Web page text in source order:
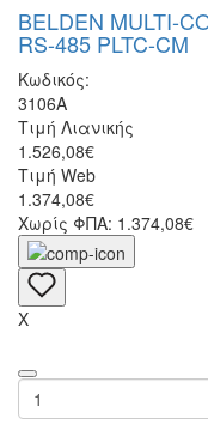
BELDEN MULTI-
RS-485 PLTC-CM
Κωδικός:
3106A
Τιμή Λιανικής
1.526,08€
Τιμή Web
1.374,08€
Χωρίς ΦΠΑ: 1.374,08€
X